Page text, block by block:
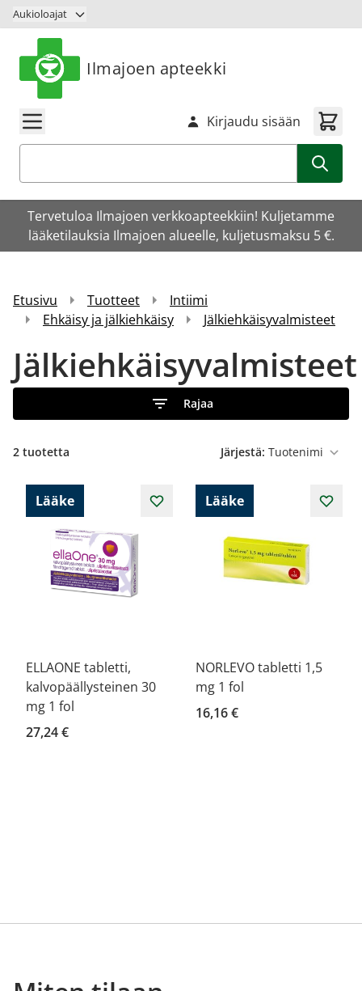
Siirry sisältöön
Aukioloajat
Ilmajoen apteekki
Kirjaudu sisään
Tervetuloa Ilmajoen verkkoapteekkiin! Kuljetamme
lääketilauksia Ilmajoen alueelle, kuljetusmaksu 5 €.
Etusivu Tuotteet
Intiimi
Ehkäisy ja jälkiehkäisy
Jälkiehkäisyvalmisteet
Jälkiehkäisyvalmisteet
Rajaa
2 tuotetta Järjestä:
Lääke
ELLAONE tabletti,
kalvopäällysteinen 30
mg 1 fol
27,24 €
Lääke
NORLEVO tabletti 1,5
mg 1 fol
16,16 €